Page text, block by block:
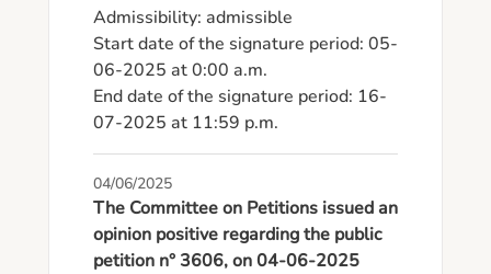
Admissibility: admissible
Start date of the signature period: 05-
06-2025 at 0:00 a.m.
End date of the signature period: 16-
07-2025 at 11:59 p.m.
04/06/2025
The Committee on Petitions issued an
opinion positive regarding the public
petition n° 3606, on 04-06-2025